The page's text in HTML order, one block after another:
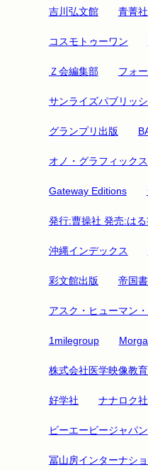
吉川弘文館 青菁社
コスモトゥーワン
Ｚ会編集部 フォ
サンライズパブリッ
グランプリ出版
オノ・グラフィックス
Gateway Editions
発行:曹操社 発売:は
沖縄インデックス
彩文館出版 帝国
アスク・ヒューマン
1milegroup
株式会社医学映像教
好学社 ナナロク社
ビーエービージャパン
冨山房インターナシ